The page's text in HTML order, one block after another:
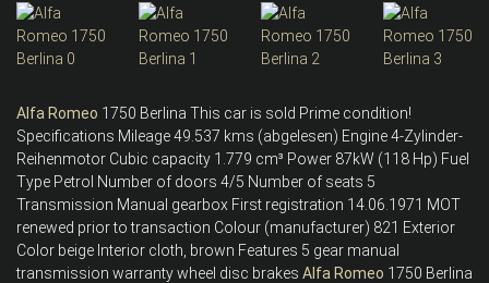
Alfa Romeo 1750 Berlina This car is sold Prime condition!
Specifications Mileage 49.537 kms (abgelesen) Engine 4-Zylinder-
Reihenmotor Cubic capacity 1.779 cm³ Power 87kW (118 Hp) Fuel
Type Petrol Number of doors 4/5 Number of seats 5
Transmission Manual gearbox First registration 14.06.1971 MOT
renewed prior to transaction Colour (manufacturer) 821 Exterior
Color beige Interior cloth, brown Features 5 gear manual
transmission warranty wheel disc brakes Alfa Romeo 1750 Berlina